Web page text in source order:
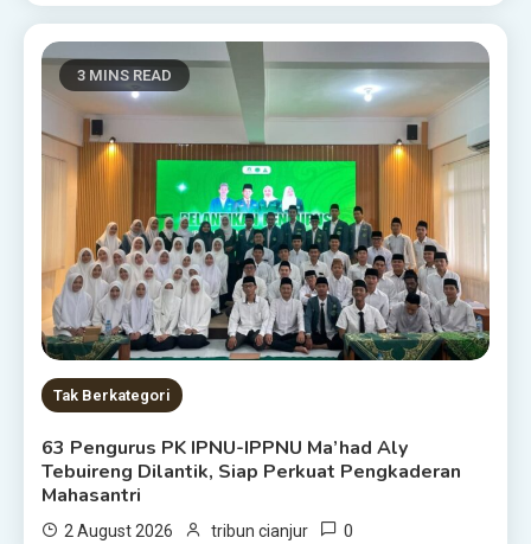
3 MINS READ
Tak Berkategori
63 Pengurus PK IPNU-IPPNU Ma’had Aly
Tebuireng Dilantik, Siap Perkuat Pengkaderan
Mahasantri
2 August 2026 tribun cianjur 0